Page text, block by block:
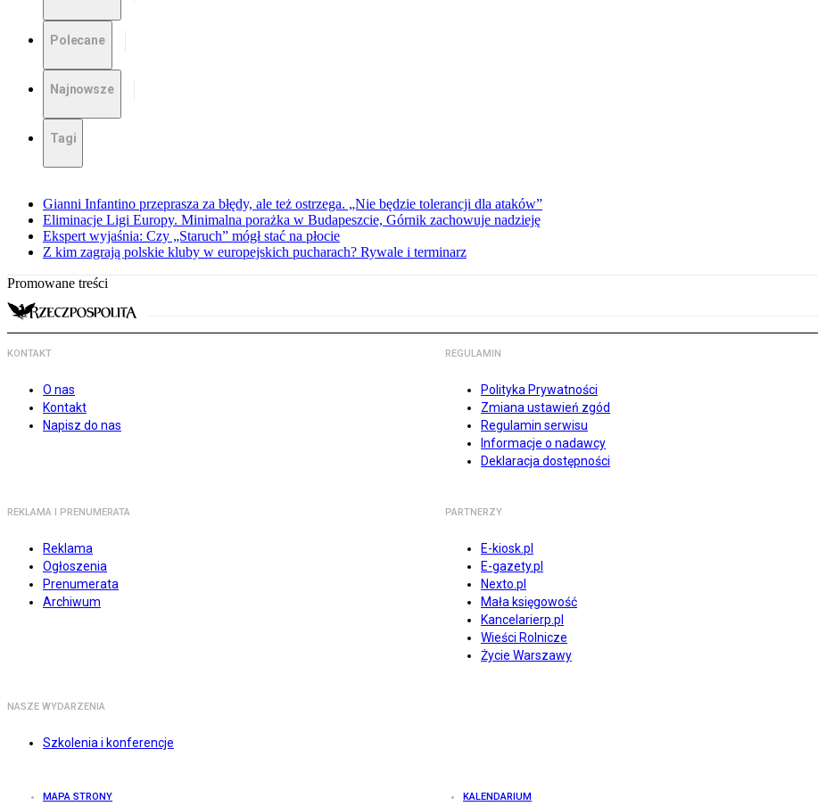
Polecane
Najnowsze
Tagi
Gianni Infantino przeprasza za błędy, ale też ostrzega. „Nie będzie tolerancji dla ataków”
Eliminacje Ligi Europy. Minimalna porażka w Budapeszcie, Górnik zachowuje nadzieję
Ekspert wyjaśnia: Czy „Staruch” mógł stać na płocie
Z kim zagrają polskie kluby w europejskich pucharach? Rywale i terminarz
Promowane treści
KONTAKT
O nas
Kontakt
Napisz do nas
REGULAMIN
Polityka Prywatności
Zmiana ustawień zgód
Regulamin serwisu
Informacje o nadawcy
Deklaracja dostępności
REKLAMA I PRENUMERATA
Reklama
Ogłoszenia
Prenumerata
Archiwum
PARTNERZY
E-kiosk.pl
E-gazety.pl
Nexto.pl
Mała księgowość
Kancelarierp.pl
Wieści Rolnicze
Życie Warszawy
NASZE WYDARZENIA
Szkolenia i konferencje
MAPA STRONY KALENDARIUM